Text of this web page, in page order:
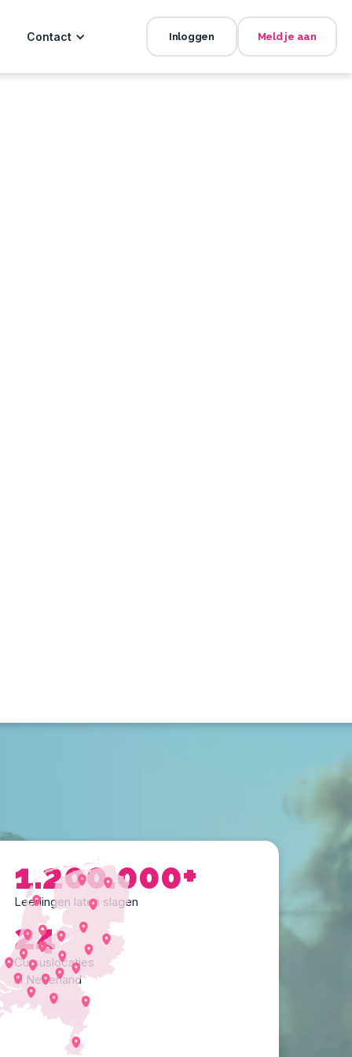
Contact Inloggen Meld je aan
1.200.000+
Leerlingen laten slagen
24
Cursuslocaties
in Nederland